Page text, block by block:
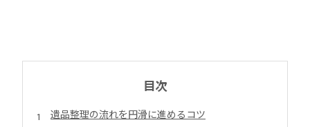
目次
遺品整理の流れを円滑に進めるコツ